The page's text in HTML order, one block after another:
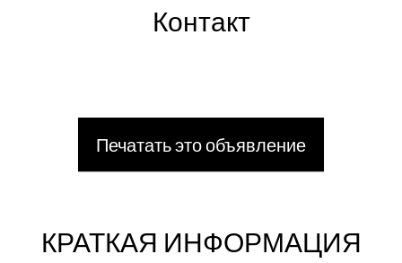
Контакт
Печатать это объявление
КРАТКАЯ ИНФОРМАЦИЯ